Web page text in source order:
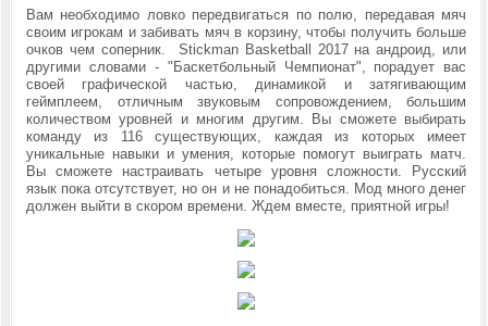
Вам необходимо ловко передвигаться по полю, передавая мяч
своим игрокам и забивать мяч в корзину, чтобы получить больше
очков чем соперник. Stickman Basketball 2017 на андроид, или
другими словами - "Баскетбольный Чемпионат", порадует вас
своей графической частью, динамикой и затягивающим
геймплеем, отличным звуковым сопровождением, большим
количеством уровней и многим другим. Вы сможете выбирать
команду из 116 существующих, каждая из которых имеет
уникальные навыки и умения, которые помогут выиграть матч.
Вы сможете настраивать четыре уровня сложности. Русский
язык пока отсутствует, но он и не понадобиться. Мод много денег
должен выйти в скором времени. Ждем вместе, приятной игры!